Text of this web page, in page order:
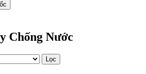
Chống Nước
Lọc